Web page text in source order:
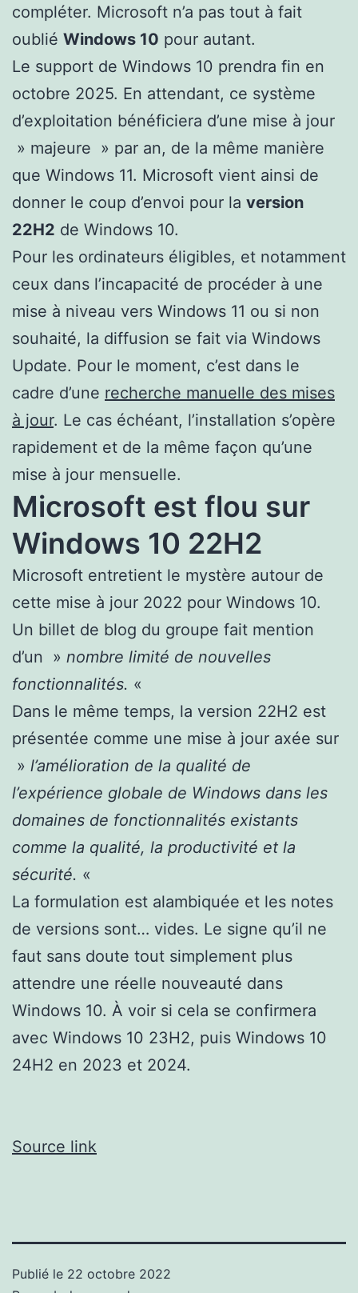
compléter. Microsoft n’a pas tout à fait
oublié Windows 10 pour autant.
Le support de Windows 10 prendra fin en
octobre 2025. En attendant, ce système
d’exploitation bénéficiera d’une mise à jour
» majeure » par an, de la même manière
que Windows 11. Microsoft vient ainsi de
donner le coup d’envoi pour la version
22H2 de Windows 10.
Pour les ordinateurs éligibles, et notamment
ceux dans l’incapacité de procéder à une
mise à niveau vers Windows 11 ou si non
souhaité, la diffusion se fait via Windows
Update. Pour le moment, c’est dans le
cadre d’une recherche manuelle des mises
à jour. Le cas échéant, l’installation s’opère
rapidement et de la même façon qu’une
mise à jour mensuelle.
Microsoft est flou sur
Windows 10 22H2
Microsoft entretient le mystère autour de
cette mise à jour 2022 pour Windows 10.
Un billet de blog du groupe fait mention
d’un » nombre limité de nouvelles
fonctionnalités. «
Dans le même temps, la version 22H2 est
présentée comme une mise à jour axée sur
» l’amélioration de la qualité de
l’expérience globale de Windows dans les
domaines de fonctionnalités existants
comme la qualité, la productivité et la
sécurité. «
La formulation est alambiquée et les notes
de versions sont… vides. Le signe qu’il ne
faut sans doute tout simplement plus
attendre une réelle nouveauté dans
Windows 10. À voir si cela se confirmera
avec Windows 10 23H2, puis Windows 10
24H2 en 2023 et 2024.
Source link
Publié le 22 octobre 2022